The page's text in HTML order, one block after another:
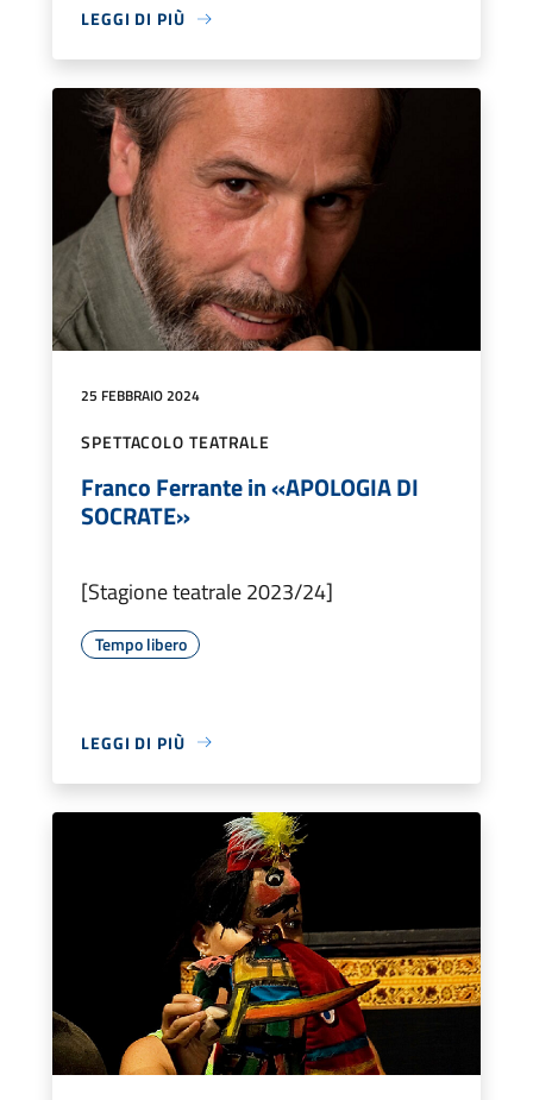
LEGGI DI PIÙ
25 FEBBRAIO 2024
SPETTACOLO TEATRALE
Franco Ferrante in «APOLOGIA DI
SOCRATE»
[Stagione teatrale 2023/24]
Tempo libero
LEGGI DI PIÙ